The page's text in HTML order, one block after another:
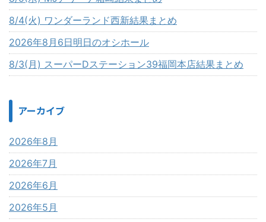
8/4(火) ワンダーランド西新結果まとめ
2026年8月6日明日のオシホール
8/3(月) スーパーDステーション39福岡本店結果まとめ
アーカイブ
2026年8月
2026年7月
2026年6月
2026年5月